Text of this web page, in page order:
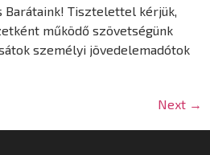
Barátaink! Tisztelettel kérjük,
működő szövetségünk
személyi jövedelemadótok
Next →